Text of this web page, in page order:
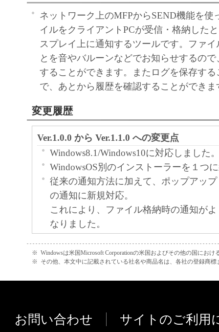
ネットワーク上のMFPからSEND機能を使
イルをクライアントPCが受信・格納した
スプレイ上に通知するツールです。ファ
とを音やバルーンなどでお知らせするの
することができます。またログを保存す
で、あとから履歴を確認することができま
変更履歴
Ver.1.0.0 から Ver.1.1.0 への変更点
Windows8.1/Windows10に対応しました
WindowsOS別のインストーラーを１つ
従来の通知方法に加えて、ポップアッ
の通知に新規対応。
これにより、ファイル格納時の通知が
なりました。
を新規追加
PC、ネットワーク環境によってはツー
ォルダーへのアクセスエラーになる為
※ Windowsは米国Microsoft Corporationの米国およびその他の国におけ
※ その他、本文中に記載されている社名や商品名は、各社の登録商標
お問い合わせ サイトのご利用